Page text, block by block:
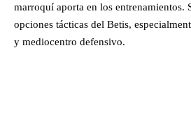
marroquí aporta en los entrenamientos.
opciones tácticas del Betis,
y mediocentro defensivo.